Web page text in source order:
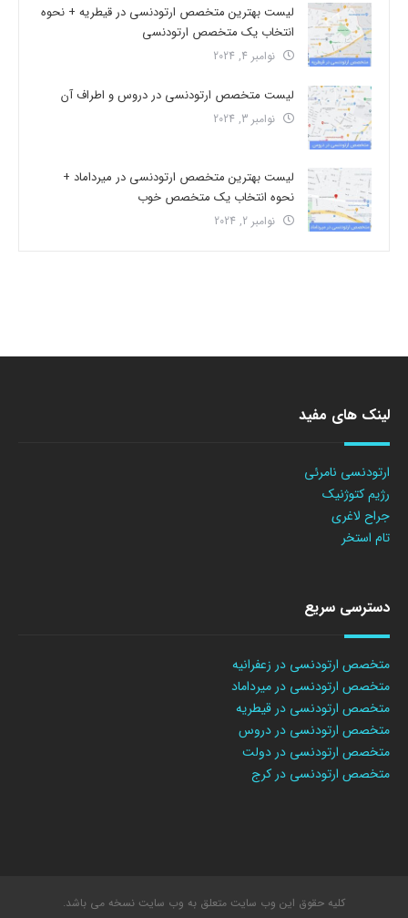
لیست بهترین متخصص ارتودنسی در قیطریه + نحوه
انتخاب یک متخصص ارتودنسی
نوامبر 4, 2024
لیست متخصص ارتودنسی در دروس و اطراف آن
نوامبر 3, 2024
لیست بهترین متخصص ارتودنسی در میرداماد +
نحوه انتخاب یک متخصص خوب
نوامبر 2, 2024
لینک های مفید
ارتودنسی نامرئی
رژیم کتوژنیک
جراح لاغری
تام استخر
دسترسی سریع
متخصص ارتودنسی در زعفرانیه
متخصص ارتودنسی در میرداماد
متخصص ارتودنسی در قیطریه
متخصص ارتودنسی در دروس
متخصص ارتودنسی در دولت
متخصص ارتودنسی در کرج
کلیه حقوق این وب سایت متعلق به وب سایت نسخه می باشد.